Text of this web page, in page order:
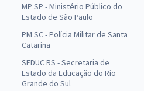
MP SP - Ministério Público do
Estado de São Paulo
PM SC - Polícia Militar de Santa
Catarina
SEDUC RS - Secretaria de
Estado da Educação do Rio
Grande do Sul